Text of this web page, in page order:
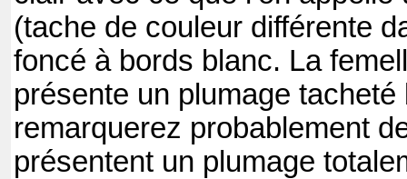
(tache de couleur différente
foncé à bords blanc. La
présente un plumage tacheté
remarquerez probablement
présentent un plumage